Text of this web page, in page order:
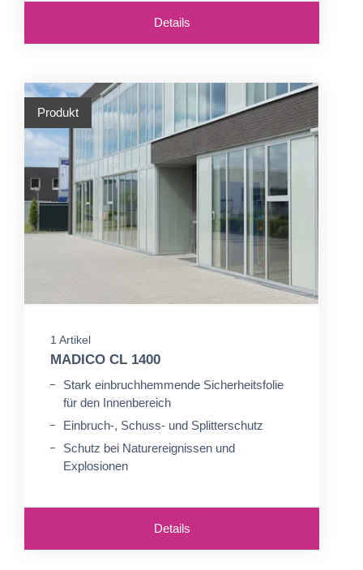
Details
Produkt
1 Artikel
MADICO CL 1400
Stark einbruchhemmende Sicherheitsfolie
für den Innenbereich
Einbruch-, Schuss- und Splitterschutz
Schutz bei Naturereignissen und
Explosionen
Details